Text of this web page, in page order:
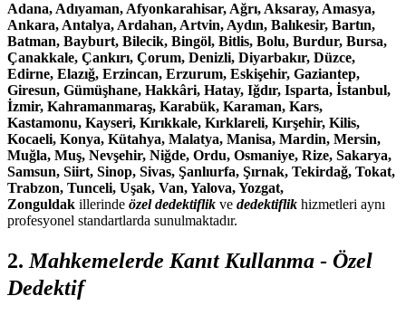
Adana, Adıyaman, Afyonkarahisar, Ağrı, Aksaray, Amasya,
Ankara, Antalya, Ardahan, Artvin, Aydın, Balıkesir, Bartın,
Batman, Bayburt, Bilecik, Bingöl, Bitlis, Bolu, Burdur, Bursa,
Çanakkale, Çankırı, Çorum, Denizli, Diyarbakır, Düzce,
Edirne, Elazığ, Erzincan, Erzurum, Eskişehir, Gaziantep,
Giresun, Gümüşhane, Hakkâri, Hatay, Iğdır, Isparta, İstanbul,
İzmir, Kahramanmaraş, Karabük, Karaman, Kars,
Kastamonu, Kayseri, Kırıkkale, Kırklareli, Kırşehir, Kilis,
Kocaeli, Konya, Kütahya, Malatya, Manisa, Mardin, Mersin,
Muğla, Muş, Nevşehir, Niğde, Ordu, Osmaniye, Rize, Sakarya,
Samsun, Siirt, Sinop, Sivas, Şanlıurfa, Şırnak, Tekirdağ, Tokat,
Trabzon, Tunceli, Uşak, Van, Yalova, Yozgat,
Zonguldak illerinde özel dedektiflik ve dedektiflik hizmetleri aynı
profesyonel standartlarda sunulmaktadır.
2. Mahkemelerde Kanıt Kullanma - Özel
Dedektif